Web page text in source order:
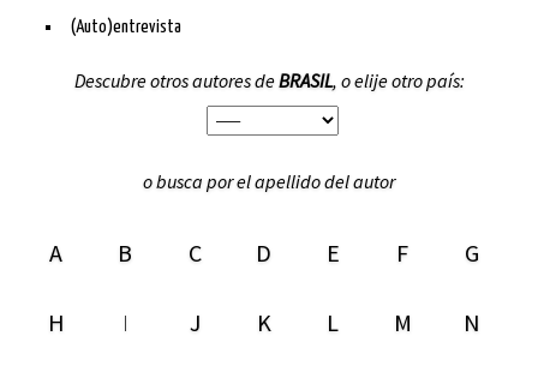
(Auto)entrevista
Descubre otros autores deBRASIL, o elije otro país:
o busca por el apellido del autor
A B C D E F G
H I J K L M N